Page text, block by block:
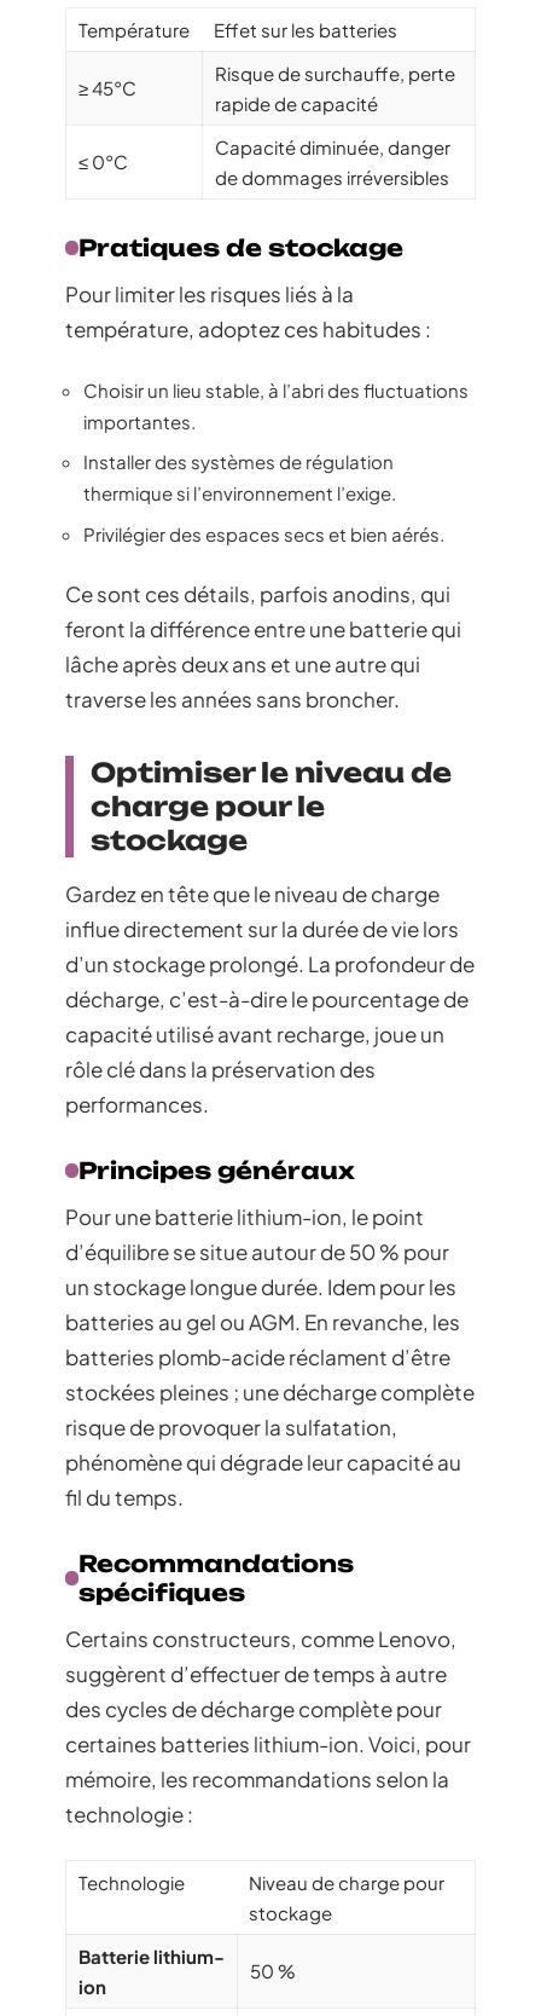
Température Effet sur les batteries
≥ 45°C
Risque de surchauffe, perte
rapide de capacité
≤ 0°C
Capacité diminuée, danger
de dommages irréversibles
Pratiques de stockage
Pour limiter les risques liés à la
température, adoptez ces habitudes :
Choisir un lieu stable, à l’abri des fluctuations
importantes.
Installer des systèmes de régulation
thermique si l’environnement l’exige.
Privilégier des espaces secs et bien aérés.
Ce sont ces détails, parfois anodins, qui
feront la différence entre une batterie qui
lâche après deux ans et une autre qui
traverse les années sans broncher.
Optimiser le niveau de
charge pour le
stockage
Gardez en tête que le niveau de charge
influe directement sur la durée de vie lors
d’un stockage prolongé. La profondeur de
décharge, c’est-à-dire le pourcentage de
capacité utilisé avant recharge, joue un
rôle clé dans la préservation des
performances.
Principes généraux
Pour une batterie lithium-ion, le point
d’équilibre se situe autour de 50 % pour
un stockage longue durée. Idem pour les
batteries au gel ou AGM. En revanche, les
batteries plomb-acide réclament d’être
stockées pleines ; une décharge complète
risque de provoquer la sulfatation,
phénomène qui dégrade leur capacité au
fil du temps.
Recommandations
spécifiques
Certains constructeurs, comme Lenovo,
suggèrent d’effectuer de temps à autre
des cycles de décharge complète pour
certaines batteries lithium-ion. Voici, pour
mémoire, les recommandations selon la
technologie :
Technologie
Niveau de charge pour
stockage
Batterie lithium-
ion
50 %